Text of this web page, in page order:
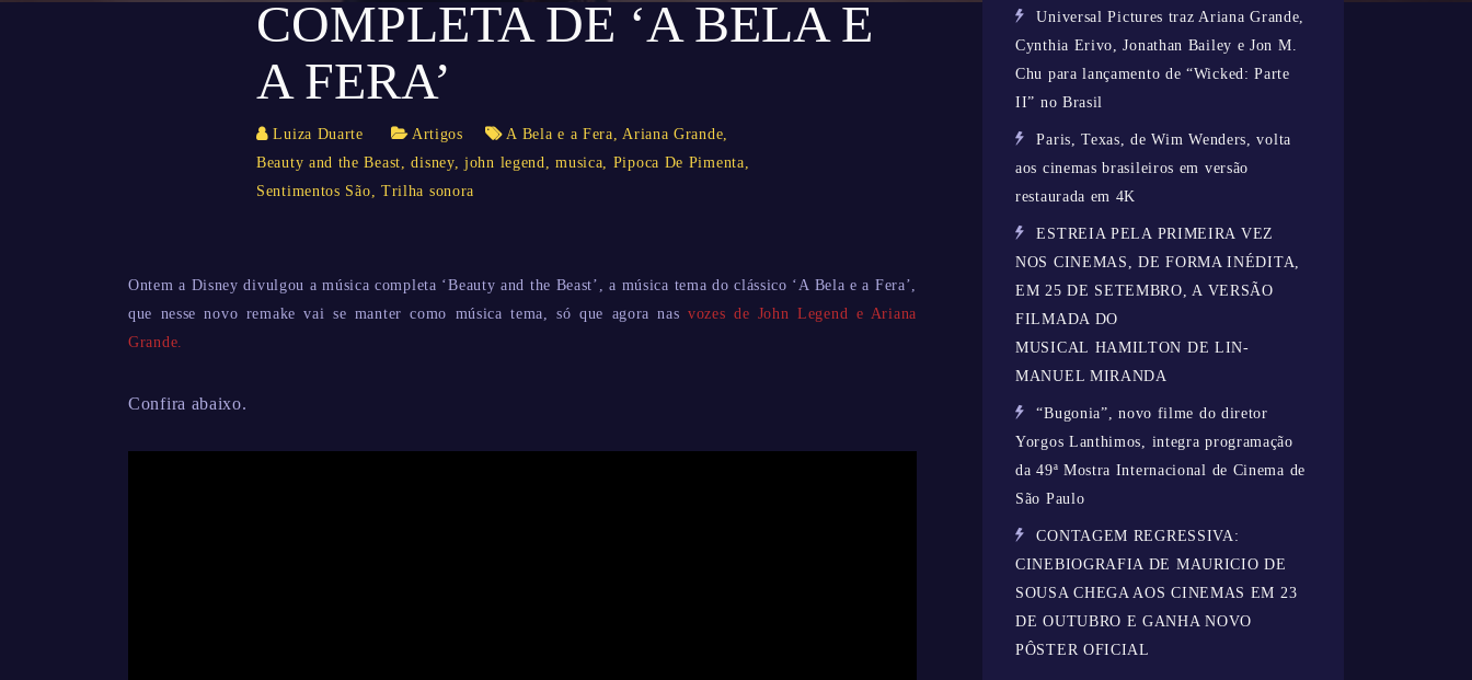
COMPLETA DE ‘A BELA E
A FERA’
Luiza Duarte Artigos A Bela e a Fera,Ariana Grande,
Beauty and the Beast,disney,john legend,musica, Pipoca De Pimenta,
Sentimentos São, Trilha sonora
Ontem a Disney divulgou a música completa ‘Beauty and the Beast’, a música tema do clássico ‘A Bela e a Fera’,
que nesse novo remake vai se manter como música tema, só que agora nasvozes de John Legend e Ariana
Grande.
Confira abaixo.
Universal Pictures traz Ariana Grande,
Cynthia Erivo, Jonathan Bailey e Jon M.
Chu para lançamento de “Wicked: Parte
II” no Brasil
Paris, Texas, de Wim Wenders, volta
aos cinemas brasileiros em versão
restaurada em 4K
ESTREIA PELA PRIMEIRA VEZ
NOS CINEMAS, DE FORMA INÉDITA,
EM 25 DE SETEMBRO, A VERSÃO
FILMADA DO
MUSICAL HAMILTON DE LIN-
MANUEL MIRANDA
“Bugonia”, novo filme do diretor
Yorgos Lanthimos, integra programação
da 49ª Mostra Internacional de Cinema de
São Paulo
CONTAGEM REGRESSIVA:
CINEBIOGRAFIA DE MAURICIO DE
SOUSA CHEGA AOS CINEMAS EM 23
DE OUTUBRO E GANHA NOVO
PÔSTER OFICIAL